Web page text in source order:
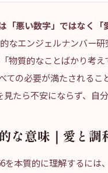
「悪い数字」ではなく「
なエンジェルナンバー
物質的なことばかり考
ての必要が満たされる
見たら不安にならず、自
な意味｜愛と調
を本質的に理解するには